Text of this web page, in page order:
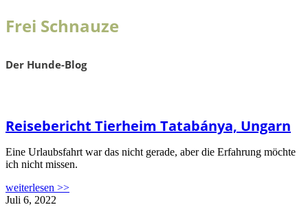
Frei Schnauze
Der Hunde-Blog
Reisebericht Tierheim Tatabánya, Ungarn
Eine Urlaubsfahrt war das nicht gerade, aber die Erfahrung möchte
ich nicht missen.
weiterlesen >>
Juli 6, 2022